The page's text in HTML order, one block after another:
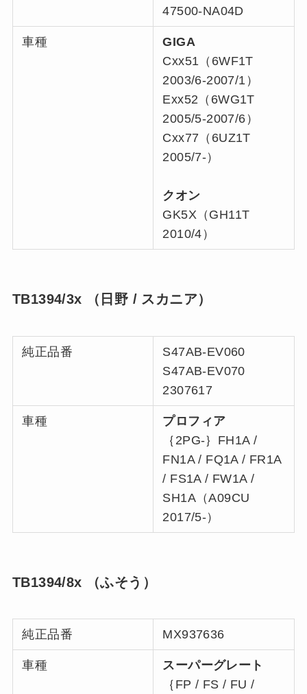
47500-NA04D
車種
GIGA
Cxx51（6WF1T
2003/6-2007/1）
Exx52（6WG1T
2005/5-2007/6）
Cxx77（6UZ1T
2005/7-）
クオン
GK5X（GH11T
2010/4）
TB1394/3x （日野 / スカニア）
純正品番
S47AB-EV060
S47AB-EV070
2307617
車種
プロフィア
｛2PG-｝FH1A /
FN1A / FQ1A / FR1A
/ FS1A / FW1A /
SH1A（A09CU
2017/5-）
TB1394/8x （ふそう）
純正品番 MX937636
車種
スーパーグレート
｛FP / FS / FU /